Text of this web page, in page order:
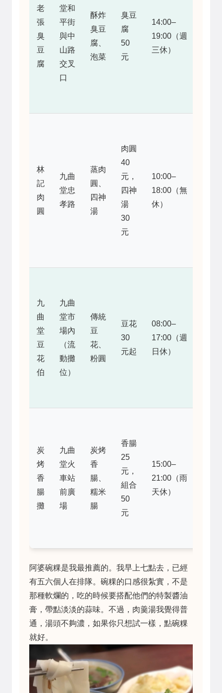
老
張
臭
豆
腐
堂和
平街
與中
山路
交叉
口
酥炸
臭豆
腐、
泡菜
臭豆
腐
50
元
14:00–
19:00（週
三休）
林
記
肉
圓
九曲
堂忠
孝路
蒸肉
圓、
四神
湯
肉圓
40
元，
四神
湯
30
元
10:00–
18:00（無
休）
九
曲
堂
豆
花
伯
九曲
堂市
場內
（流
動攤
位）
傳統
豆
花、
粉圓
豆花
30
元起
08:00–
17:00（週
日休）
炭
烤
香
腸
攤
九曲
堂火
車站
前廣
場
炭烤
香
腸、
糯米
腸
香腸
25
元，
組合
50
元
15:00–
21:00（雨
天休）
阿婆碗粿是我最推薦的。我早上七點去，已經
有五六個人在排隊。碗粿的口感很紮實，不是
那種軟爛的，吃的時候要搭配他們的特製醬油
膏，帶點淡淡的蒜味。不過，肉羹湯我覺得普
通，湯頭不夠濃，如果你只想試一樣，點碗粿
就好。